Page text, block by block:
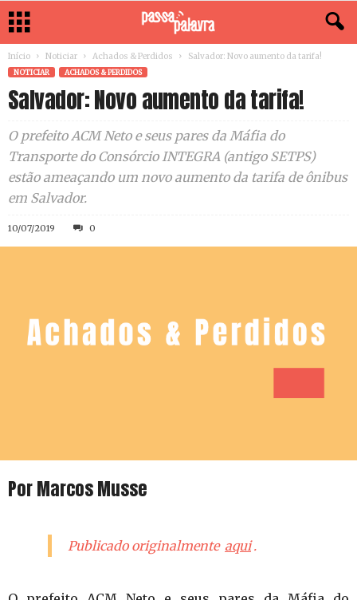
Início Noticiar Achados & Perdidos Salvador: Novo aumento da tarifa!
NOTICIAR ACHADOS & PERDIDOS
Salvador: Novo aumento da tarifa!
O prefeito ACM Neto e seus pares da Máfia do
Transporte do Consórcio INTEGRA (antigo SETPS)
estão ameaçando um novo aumento da tarifa de ônibus
em Salvador.
10/07/2019 0
Por Marcos Musse
Publicado originalmente aqui .